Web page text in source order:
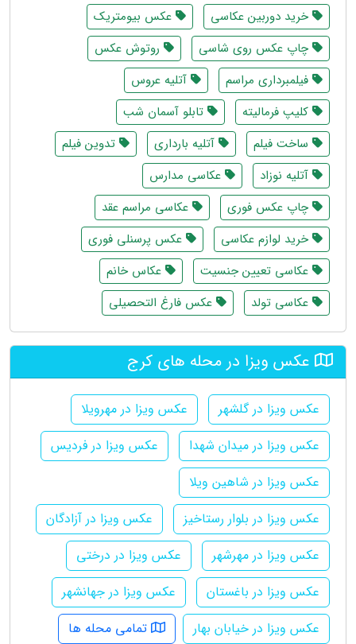
خرید دوربین عکاسی
عکس بیومتریک
چاپ عکس روی شاسی
روتوش عکس
فیلمبرداری مراسم
آتلیه عروس
کلیپ فرمالیته
تابلو آسمان شب
ساخت فیلم
آتلیه بارداری
تدوین فیلم
آتلیه نوزاد
عکاسی مدارس
چاپ عکس فوری
عکاسی مراسم عقد
خرید لوازم عکاسی
عکس پرسنلی فوری
عکاسی تعیین جنسیت
عکاس خانم
عکاسی تولد
عکس فارغ التحصیلی
عکس ویزا در محله های کرج
عکس ویزا در گلشهر
عکس ویزا در مهرویلا
عکس ویزا در میدان شهدا
عکس ویزا در فردیس
عکس ویزا در شاهین ویلا
عکس ویزا در بلوار رستاخیز
عکس ویزا در آزادگان
عکس ویزا در مهرشهر
عکس ویزا در درختی
عکس ویزا در باغستان
عکس ویزا در جهانشهر
عکس ویزا در خیابان بهار
تمامی محله ها